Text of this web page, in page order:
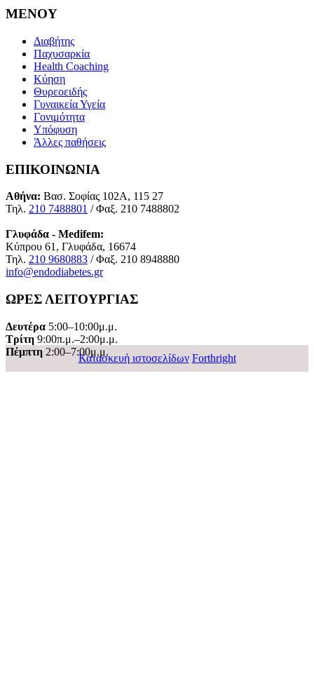
MENOY
Διαβήτης
Παχυσαρκία
Health Coaching
Κύηση
Θυρεοειδής
Γυναικεία Υγεία
Γονιμότητα
Υπόφυση
Άλλες παθήσεις
ΕΠΙΚΟΙΝΩΝΙΑ
Αθήνα: Βασ. Σοφίας 102Α, 115 27
Τηλ. 210 7488801 / Φαξ. 210 7488802
Γλυφάδα - Medifem:
Κύπρου 61, Γλυφάδα, 16674
Τηλ. 210 9680883 / Φαξ. 210 8948880
info@endodiabetes.gr
ΩΡΕΣ ΛΕΙΤΟΥΡΓΙΑΣ
Δευτέρα 5:00–10:00μ.μ.
Τρίτη 9:00π.μ.–2:00μ.μ.
Πέμπτη 2:00–7:00μ.μ.
Κατασκευή ιστοσελίδων Forthright